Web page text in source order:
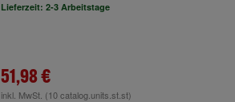
Lieferzeit: 2-3 Arbeitstage
51,98 €
inkl. MwSt. (10 catalog.units.st.st)